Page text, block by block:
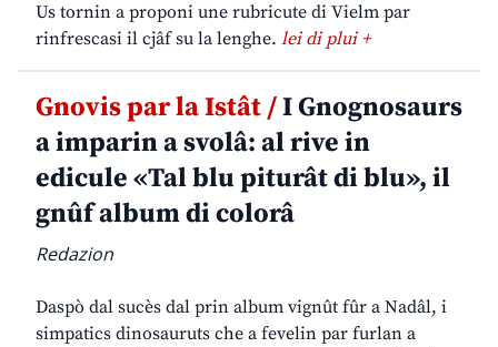
Us tornin a proponi une rubricute di Vielm par
rinfrescasi il cjâf su la lenghe. lei di plui +
Gnovis par la Istât /I Gnognosaurs
a imparin a svolâ: al rive in
edicule «Tal blu piturât di blu», il
gnûf album di colorâ
Redazion
Daspò dal sucès dal prin album vignût fûr a Nadâl, i
simpatics dinosauruts che a fevelin par furlan a